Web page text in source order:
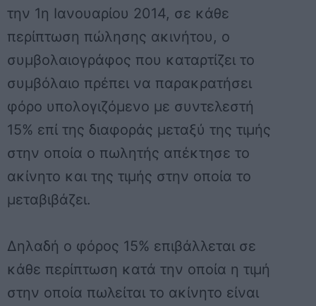
την 1η Ιανουαρίου 2014, σε κάθε
περίπτωση πώλησης ακινήτου, ο
συμβολαιογράφος που καταρτίζει το
συμβόλαιο πρέπει να παρακρατήσει
φόρο υπολογιζόμενο με συντελεστή
15% επί της διαφοράς μεταξύ της τιμής
στην οποία ο πωλητής απέκτησε το
ακίνητο και της τιμής στην οποία το
μεταβιβάζει.
Δηλαδή ο φόρος 15% επιβάλλεται σε
κάθε περίπτωση κατά την οποία η τιμή
στην οποία πωλείται το ακίνητο είναι